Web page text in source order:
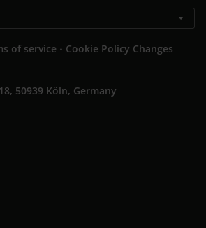
of service . Cookie Policy Changes
50939 Köln, Germany